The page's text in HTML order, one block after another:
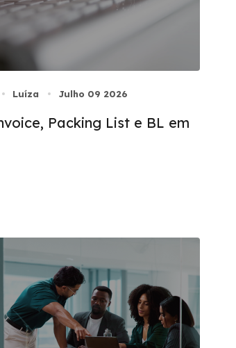
Luíza Julho 09 2026
Packing List e BL em